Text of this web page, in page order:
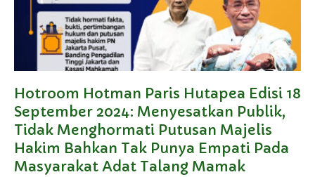
Hotroom Hotman Paris Hutapea Edisi 18
September 2024: Menyesatkan Publik,
Tidak Menghormati Putusan Majelis
Hakim Bahkan Tak Punya Empati Pada
Masyarakat Adat Talang Mamak